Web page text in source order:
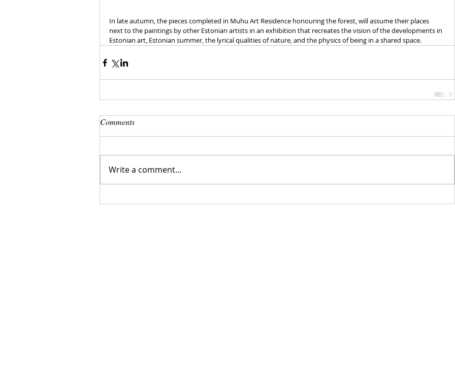
In late autumn, the pieces completed in Muhu Art Residence honouring the forest, will assume their places
next to the paintings by other Estonian artists in an exhibition that recreates the vision of the developments in
Estonian art, Estonian summer, the lyrical qualities of nature, and the physics of being in a shared space.
Comments
Write a comment...